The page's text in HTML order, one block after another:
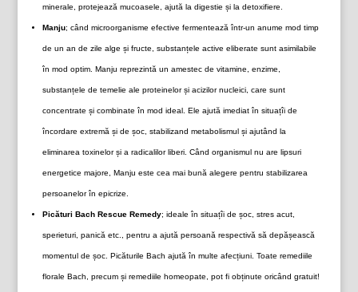
minerale, protejează mucoasele, ajută la digestie și la detoxifiere.
Manju; când microorganisme efective fermentează într-un anume mod timp
de un an de zile alge și fructe, substanțele active eliberate sunt asimilabile
în mod optim. Manju reprezintă un amestec de vitamine, enzime,
substanțele de temelie ale proteinelor și acizilor nucleici, care sunt
concentrate și combinate în mod ideal. Ele ajută imediat în situațîi de
încordare extremă și de șoc, stabilizand metabolismul și ajutând la
eliminarea toxinelor și a radicalilor liberi. Când organismul nu are lipsuri
energetice majore, Manju este cea mai bună alegere pentru stabilizarea
persoanelor în epicrize.
Picături Bach Rescue Remedy; ideale în situațîi de șoc, stres acut,
sperieturi, panică etc., pentru a ajută persoană respectivă să depășească
momentul de șoc. Picăturile Bach ajută în multe afecțiuni. Toate remediile
florale Bach, precum și remediile homeopate, pot fi obținute oricând gratuit!